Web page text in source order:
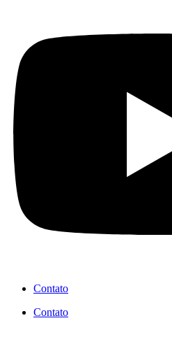
Contato
Contato